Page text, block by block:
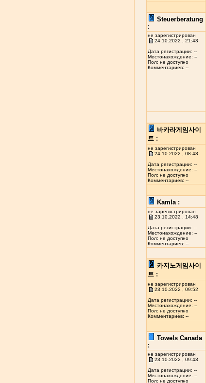
Steuerberatung
:
не зарегистрирован
24.10.2022 , 21:43
Дата регистрации: --
Местонахождение: --
Пол: не доступно
Комментариев: --
바카라게임사이
트 :
не зарегистрирован
24.10.2022 , 08:48
Дата регистрации: --
Местонахождение: --
Пол: не доступно
Комментариев: --
Kamla :
не зарегистрирован
23.10.2022 , 14:48
Дата регистрации: --
Местонахождение: --
Пол: не доступно
Комментариев: --
카지노게임사이
트 :
не зарегистрирован
23.10.2022 , 09:52
Дата регистрации: --
Местонахождение: --
Пол: не доступно
Комментариев: --
Towels Canada
:
не зарегистрирован
23.10.2022 , 09:43
Дата регистрации: --
Местонахождение: --
Пол: не доступно